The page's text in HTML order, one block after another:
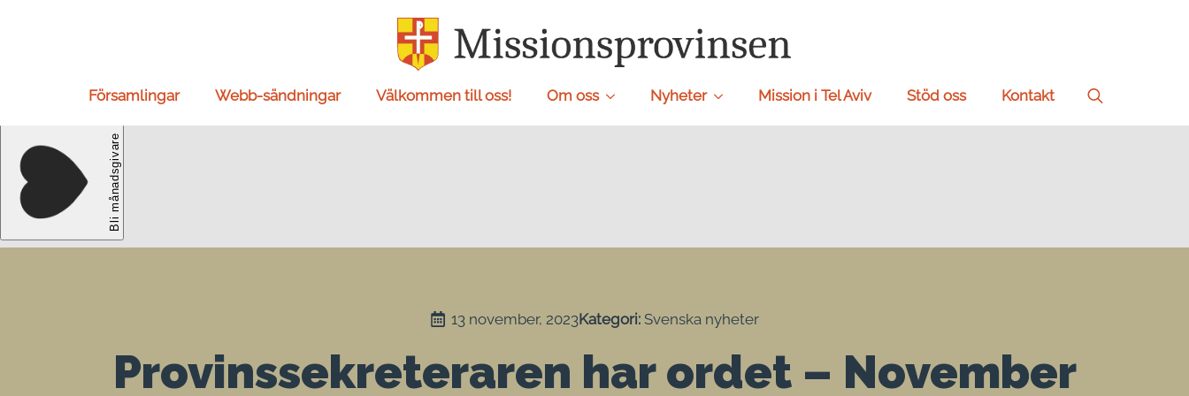
Församlingar Webb-sändningar Välkommen till oss! Om oss Nyheter Mission i Tel Aviv Stöd oss
Kontakt
Search
13 november, 2023Kategori: Svenska nyheter
Provinssekreteraren har ordet – November